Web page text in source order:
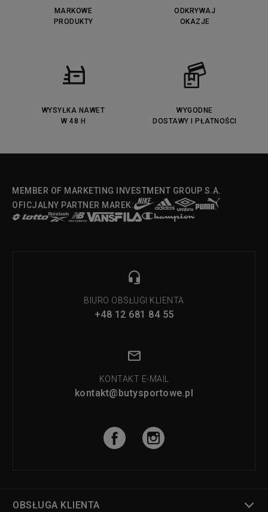
MARKOWE
PRODUKTY
ODKRYWAJ
OKAZJE
WYSYŁKA NAWET
W 48 H
WYGODNE
DOSTAWY I PŁATNOŚCI
MEMBER OF MARKETING INVESTMENT GROUP S.A.
OFICJALNY PARTNER MAREK:
BIURO OBSŁUGI KLIENTA
+48 12 681 84 55
KONTAKT E-MAIL
kontakt@butysportowe.pl
OBSŁUGA KLIENTA